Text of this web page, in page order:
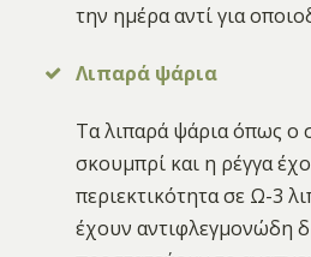
την ημέρα αντί για
Λιπαρά ψάρια
Τα λιπαρά ψάρια όπως ο
σκουμπρί και η ρέγγα
περιεκτικότητα σε Ω-3
έχουν αντιφλεγμονώδη